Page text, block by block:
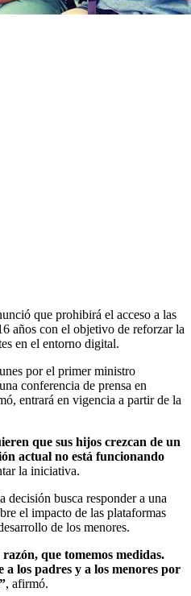
que prohibirá el acceso a las
años con el objetivo de reforzar la
en el entorno digital.
por el primer ministro
conferencia de prensa en
entrará en vigencia a partir de la
que sus hijos crezcan de un
actual no está funcionando
la iniciativa.
decisión busca responder a una
el impacto de las plataformas
de los menores.
que tomemos medidas.
los padres y a los menores por
, afirmó.